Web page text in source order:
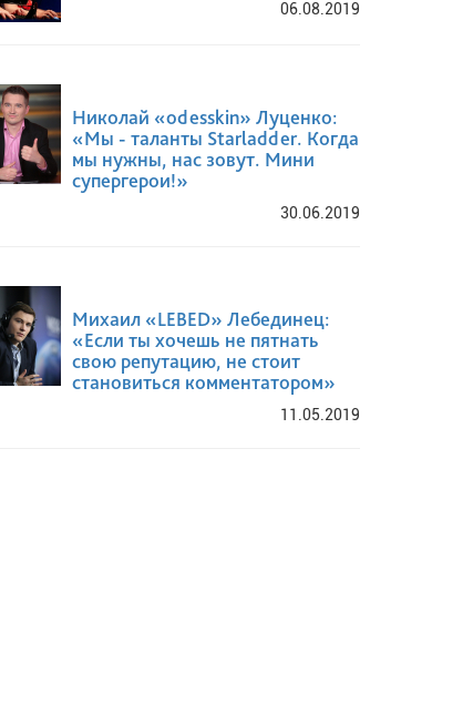
06.08.2019
Николай «odesskin» Луценко:
«Мы - таланты Starladder. Когда
мы нужны, нас зовут. Мини
супергерои!»
30.06.2019
Михаил «LEBED» Лебединец:
«Если ты хочешь не пятнать
свою репутацию, не стоит
становиться комментатором»
11.05.2019